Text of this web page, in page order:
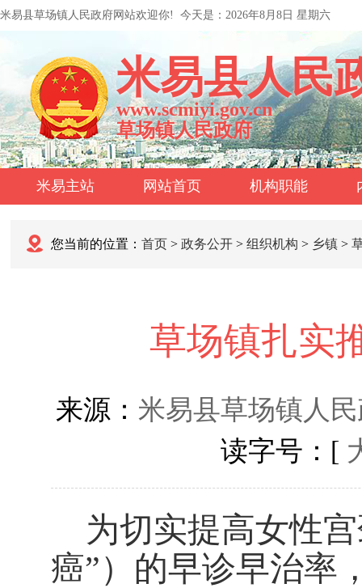
米易县草场镇人民政府网站欢迎你! 今天是： 2026年8月8日 星期六
米易县人民
www.scmiyi.gov.cn
草场镇人民政府
米易主站 网站首页 机构职能
您当前的位置： 首页 > 政务公开 > 组织机构 > 乡镇 >
草场镇扎实
来源： 米易县草场镇人
读字号：[
为切实提高女性
癌”）的早诊早治率